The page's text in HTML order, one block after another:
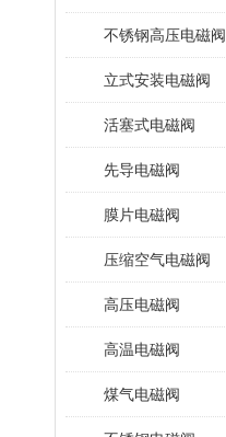
不锈钢高压电磁阀
立式安装电磁阀
活塞式电磁阀
先导电磁阀
膜片电磁阀
压缩空气电磁阀
高压电磁阀
高温电磁阀
煤气电磁阀